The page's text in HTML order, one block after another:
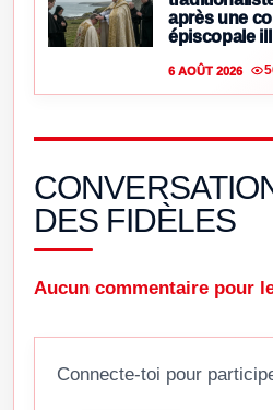
après une
épiscopale
6 AOÛT 2026
DES FIDÈLES
Aucun commentaire pour
Connecte-toi pour